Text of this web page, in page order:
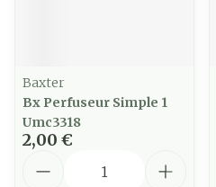
Baxter
Bx Perfuseur Simple 1
Umc3318
2,00 €